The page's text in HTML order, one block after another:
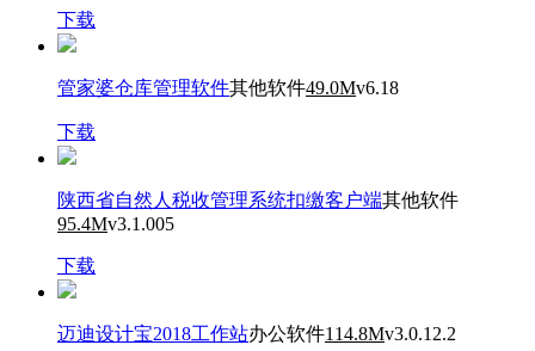
下载
管家婆仓库管理软件其他软件49.0Mv6.18
下载
陕西省自然人税收管理系统扣缴客户端其他软件
95.4Mv3.1.005
下载
迈迪设计宝2018工作站办公软件114.8Mv3.0.12.2